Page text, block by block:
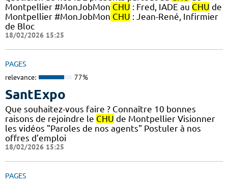
Montpellier #MonJobMon CHU : Fred, IADE au CHU de
Montpellier #MonJobMon CHU : Jean-René, Infirmier
de Bloc
18/02/2026 15:25
PAGES
relevance: 77%
SantExpo
Que souhaitez-vous faire ? Connaître 10 bonnes
raisons de rejoindre le CHU de Montpellier Visionner
les vidéos "Paroles de nos agents" Postuler à nos
offres d’emploi
18/02/2026 15:25
PAGES